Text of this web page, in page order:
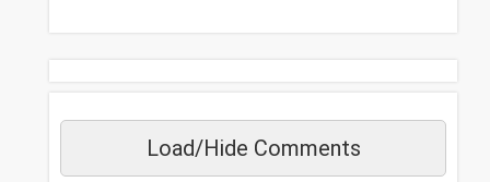
Load/Hide Comments